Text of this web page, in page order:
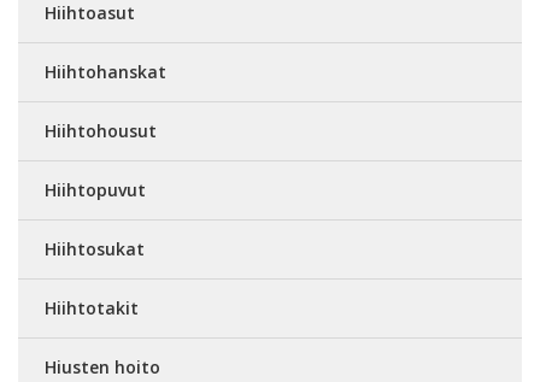
Hiihtoasut
Hiihtohanskat
Hiihtohousut
Hiihtopuvut
Hiihtosukat
Hiihtotakit
Hiusten hoito